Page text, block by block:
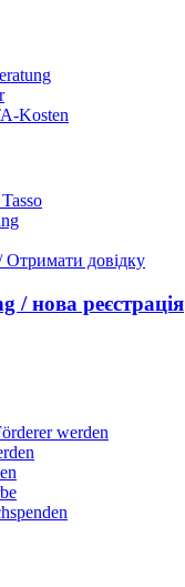
Kosten
Отримати довідку
/ нова реєстрація
werden